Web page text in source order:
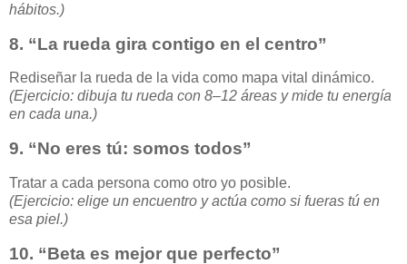
hábitos.)
8. “La rueda gira contigo en el centro”
Rediseñar la rueda de la vida como mapa vital dinámico.
(Ejercicio: dibuja tu rueda con 8–12 áreas y mide tu energía
en cada una.)
9. “No eres tú: somos todos”
Tratar a cada persona como otro yo posible.
(Ejercicio: elige un encuentro y actúa como si fueras tú en
esa piel.)
10. “Beta es mejor que perfecto”